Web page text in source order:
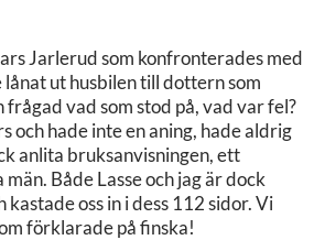
Jarlerud som konfronterades med
ut husbilen till dottern som
vad som stod på, vad var fel?
och hade inte en aning, hade aldrig
anlita bruksanvisningen, ett
Både Lasse och jag är dock
kastade oss in i dess 112 sidor. Vi
förklarade på finska!